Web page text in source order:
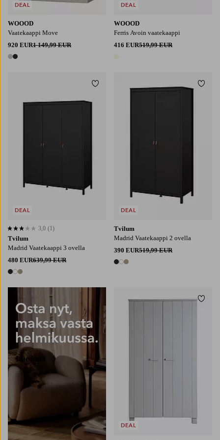
WOOOD
Vaatekaappi Move
920 EUR1 149,99 EUR
2 värejä
DEAL
WOOOD
Ferris Avoin vaatekaappi
416 EUR519,99 EUR
1 väri
DEAL
Tvilum
Madrid Vaatekaappi 3 ovella
480 EUR639,99 EUR
3 värejä
3,0 perustuen 1 arvosanaan
3,0 (1)
DEAL
Lisää suosikkeihin
Tvilum
Madrid Vaatekaappi 2 ovella
390 EUR519,99 EUR
3 värejä
DEAL
Lue lisää
DEAL